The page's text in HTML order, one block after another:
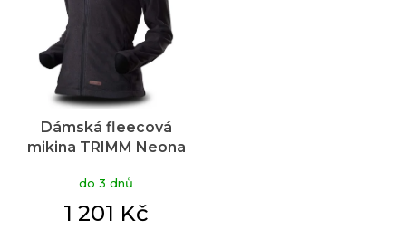
Dámská fleecová
mikina TRIMM Neona
do 3 dnů
1 201 Kč